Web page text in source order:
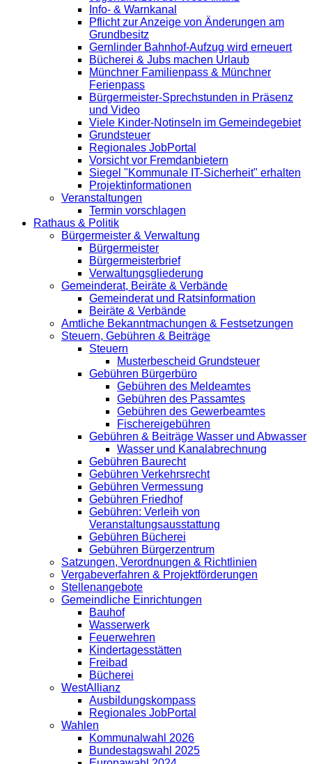
Info- & Warnkanal
Pflicht zur Anzeige von Änderungen am
Grundbesitz
Gernlinder Bahnhof-Aufzug wird erneuert
Bücherei & Jubs machen Urlaub
Münchner Familienpass & Münchner
Ferienpass
Bürgermeister-Sprechstunden in Präsenz
und Video
Viele Kinder-Notinseln im Gemeindegebiet
Grundsteuer
Regionales JobPortal
Vorsicht vor Fremdanbietern
Siegel "Kommunale IT-Sicherheit" erhalten
Projektinformationen
Veranstaltungen
Termin vorschlagen
Rathaus & Politik
Bürgermeister & Verwaltung
Bürgermeister
Bürgermeisterbrief
Verwaltungsgliederung
Gemeinderat, Beiräte & Verbände
Gemeinderat und Ratsinformation
Beiräte & Verbände
Amtliche Bekanntmachungen & Festsetzungen
Steuern, Gebühren & Beiträge
Steuern
Musterbescheid Grundsteuer
Gebühren Bürgerbüro
Gebühren des Meldeamtes
Gebühren des Passamtes
Gebühren des Gewerbeamtes
Fischereigebühren
Gebühren & Beiträge Wasser und Abwasser
Wasser und Kanalabrechnung
Gebühren Baurecht
Gebühren Verkehrsrecht
Gebühren Vermessung
Gebühren Friedhof
Gebühren: Verleih von
Veranstaltungsausstattung
Gebühren Bücherei
Gebühren Bürgerzentrum
Satzungen, Verordnungen & Richtlinien
Vergabeverfahren & Projektförderungen
Stellenangebote
Gemeindliche Einrichtungen
Bauhof
Wasserwerk
Feuerwehren
Kindertagesstätten
Freibad
Bücherei
WestAllianz
Ausbildungskompass
Regionales JobPortal
Wahlen
Kommunalwahl 2026
Bundestagswahl 2025